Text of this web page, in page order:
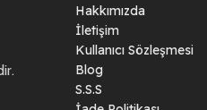
Hakkımızda
İletişim
Kullanıcı Sözleşmesi
Blog
S.S.S